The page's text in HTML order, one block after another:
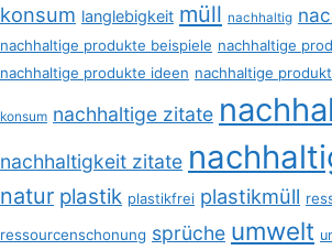
konsum langlebigkeit müll nachhaltig
nachhaltige produkte beispiele nachhaltige
nachhaltige produkte ideen nachhaltige
konsum nachhaltige zitate
nachhaltigkeit zitate
natur plastik plastikfrei plastikmüll
ressourcenschonung sprüche umwelt